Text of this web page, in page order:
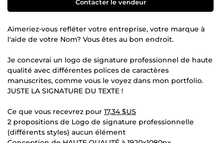
Contacter le vendeur
Aimeriez-vous refléter votre entreprise, votre marque à
l'aide de votre Nom? Vous êtes au bon endroit.
Je concevrai un logo de signature professionnel de haute
qualité avec différentes polices de caractères
manuscrites, comme vous le voyez dans mon portfolio.
JUSTE LA SIGNATURE DU TEXTE !
Ce que vous recevrez pour 17,34 $US
2 propositions de Logo de signature professionnelle
(différents styles) aucun élément